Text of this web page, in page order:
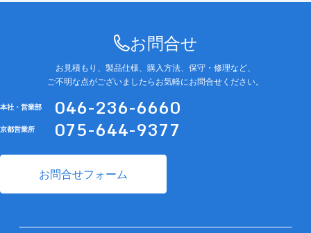
お問合せ
お見積もり、製品仕様、購入方法、保守・修理など、
ご不明な点がございましたらお気軽にお問合せください。
本社・営業部 046-236-6660
京都営業所 075-644-9377
お問合せフォーム